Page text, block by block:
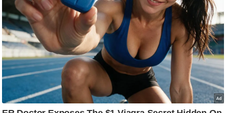
फ
म
नो
रं
ज
न
ग